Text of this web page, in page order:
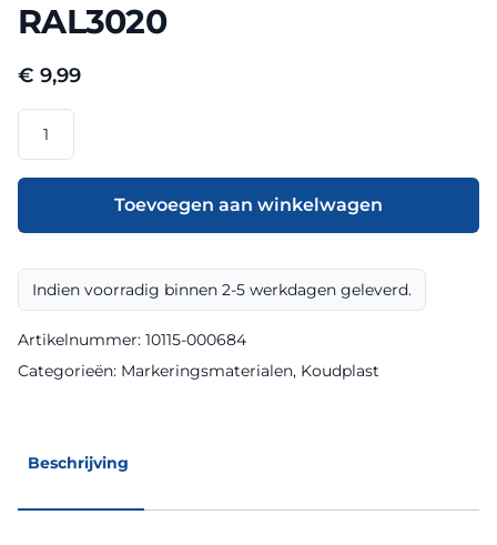
RAL3020
€ 9,99
Plastiroute
PLR
RP
Verkeersrood
RAL3020
aantal
Toevoegen aan winkelwagen
Indien voorradig binnen 2-5 werkdagen geleverd.
Artikelnummer: 10115-000684
Categorieën: Markeringsmaterialen, Koudplast
Beschrijving